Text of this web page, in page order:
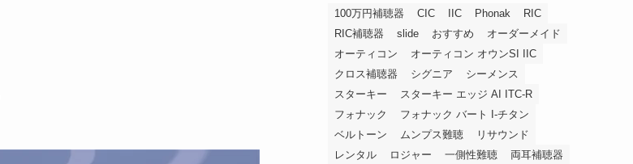
100万円補聴器 CIC IIC Phonak
RIC
RIC補聴器
slide おすすめ
オーダーメイド
オーティコン
オーティコン オウンSI IIC
クロス補聴器
シグニア
シーメンス
スターキー
スターキー エッジ AI ITC-R
フォナック
フォナック バート I-チタン
ベルトーン
ムンプス難聴
リサウンド
レンタル
ロジャー 一側性難聴 両耳補聴器